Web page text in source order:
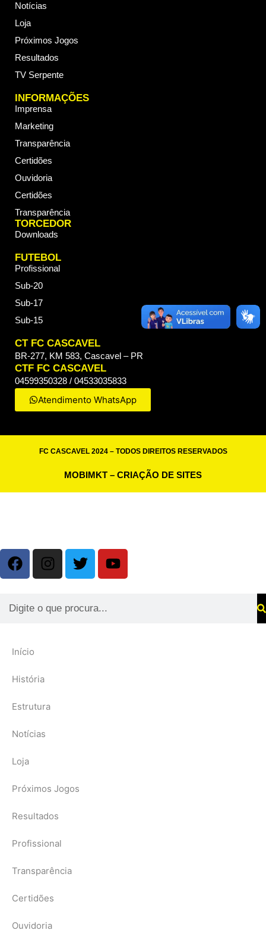
Notícias
Loja
Próximos Jogos
Resultados
TV Serpente
INFORMAÇÕES
Imprensa
Marketing
Transparência
Certidões
Ouvidoria
Certidões
Transparência
TORCEDOR
Downloads
FUTEBOL
Profissional
Sub-20
Sub-17
Sub-15
CT FC CASCAVEL
BR-277, KM 583, Cascavel – PR
CTF FC CASCAVEL
04599350328 / 04533035833
Atendimento WhatsApp
FC CASCAVEL 2024 – TODOS DIREITOS RESERVADOS
MOBIMKT – CRIAÇÃO DE SITES
Início
História
Estrutura
Notícias
Loja
Próximos Jogos
Resultados
Profissional
Transparência
Certidões
Ouvidoria